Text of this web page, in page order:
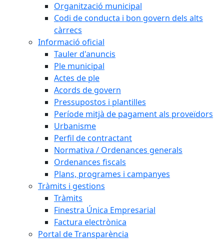
Organització municipal
Codi de conducta i bon govern dels alts
càrrecs
Informació oficial
Tauler d'anuncis
Ple municipal
Actes de ple
Acords de govern
Pressupostos i plantilles
Període mitjà de pagament als proveïdors
Urbanisme
Perfil de contractant
Normativa / Ordenances generals
Ordenances fiscals
Plans, programes i campanyes
Tràmits i gestions
Tràmits
Finestra Única Empresarial
Factura electrònica
Portal de Transparència